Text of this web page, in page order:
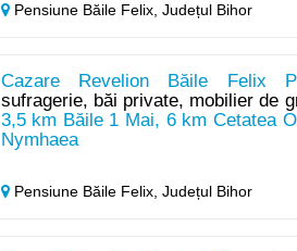
Pensiune Băile Felix, Județul Bihor
Cazare Revelion Băile Felix
sufragerie, băi private, mobilier de
3,5 km Băile 1 Mai, 6 km Cetatea
Nymhaea
Pensiune Băile Felix, Județul Bihor